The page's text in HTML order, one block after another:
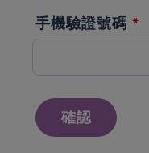
手機驗證號碼 *
確認